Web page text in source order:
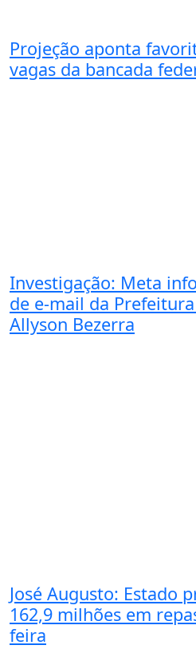
Projeção aponta
vagas da bancada
Investigação: Meta
de e-mail da
Allyson Bezerra
José Augusto: Estado
162,9 milhões em
feira